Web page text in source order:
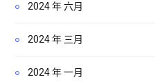
2024 年 六月
2024 年 三月
2024 年 一月